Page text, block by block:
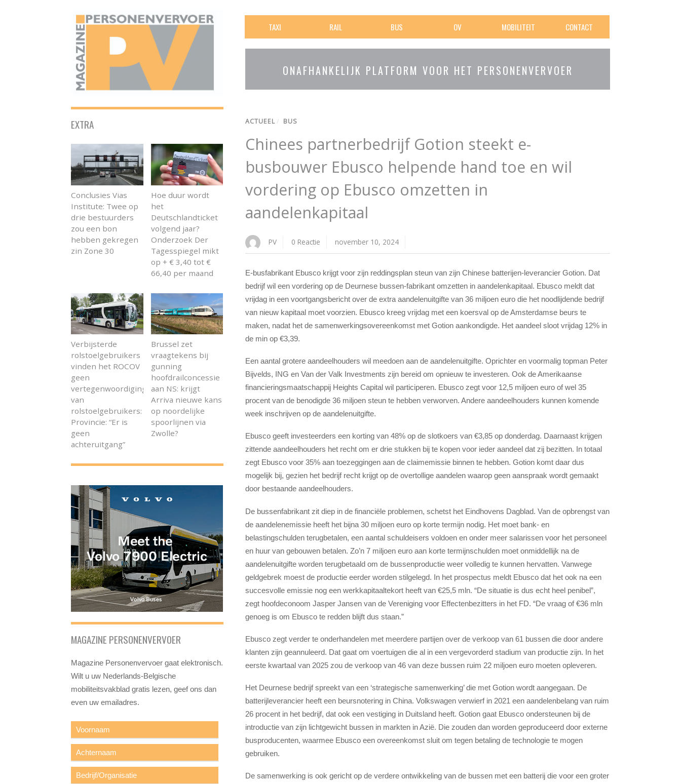
TAXI RAIL BUS OV MOBILITEIT CONTACT
ONAFHANKELIJK PLATFORM VOOR HET PERSONENVERVOER
ACTUEEL/ BUS
Chinees partnerbedrijf Gotion steekt e-
busbouwer Ebusco helpende hand toe en wil
vordering op Ebusco omzetten in
aandelenkapitaal
PV 0 Reactie november 10, 2024
E-busfabrikant Ebusco krijgt voor zijn reddingsplan steun van zijn Chinese batterijen-leverancier Gotion. Dat
bedrijf wil een vordering op de Deurnese bussen-fabrikant omzetten in aandelenkapitaal. Ebusco meldt dat
vrijdag in een voortgangsbericht over de extra aandelenuitgifte van 36 miljoen euro die het noodlijdende bedrijf
van nieuw kapitaal moet voorzien. Ebusco kreeg vrijdag met een koersval op de Amsterdamse beurs te
maken, nadat het de samenwerkingsovereenkomst met Gotion aankondigde. Het aandeel sloot vrijdag 12% in
de min op €3,39.
Een aantal grotere aandeelhouders wil meedoen aan de aandelenuitgifte. Oprichter en voormalig topman Peter
Bijvelds, ING en Van der Valk Investments zijn bereid om opnieuw te investeren. Ook de Amerikaanse
financieringsmaatschappij Heights Capital wil participeren. Ebusco zegt voor 12,5 miljoen euro of wel 35
procent van de benodigde 36 miljoen steun te hebben verworven. Andere aandeelhouders kunnen komende
week inschrijven op de aandelenuitgifte.
Ebusco geeft investeerders een korting van 48% op de slotkoers van €3,85 op donderdag. Daarnaast krijgen
zittende aandeelhouders het recht om er drie stukken bij te kopen voor ieder aandeel dat zij bezitten. In totaal
zegt Ebusco voor 35% aan toezeggingen aan de claimemissie binnen te hebben. Gotion komt daar dus
mogelijk bij, gezien het bedrijf recht krijgt op de overtollige aandelen waarop geen aanspraak wordt gemaakt
door bestaande aandeelhouders.
De bussenfabrikant zit diep in de financiële problemen, schetst het Eindhovens Dagblad. Van de opbrengst van
de aandelenemissie heeft het bijna 30 miljoen euro op korte termijn nodig. Het moet bank- en
belastingschulden terugbetalen, een aantal schuldeisers voldoen en onder meer salarissen voor het personeel
en huur van gebouwen betalen. Zo’n 7 miljoen euro aan korte termijnschulden moet onmiddellijk na de
aandelenuitgifte worden terugbetaald om de bussenproductie weer volledig te kunnen hervatten. Vanwege
geldgebrek moest de productie eerder worden stilgelegd. In het prospectus meldt Ebusco dat het ook na een
succesvolle emissie nog een werkkapitaaltekort heeft van €25,5 mln. “De situatie is dus echt heel penibel”,
zegt hoofdeconoom Jasper Jansen van de Vereniging voor Effectenbezitters in het FD. “De vraag of €36 mln
genoeg is om Ebusco te redden blijft dus staan.”
Ebusco zegt verder te onderhandelen met meerdere partijen over de verkoop van 61 bussen die door andere
klanten zijn geannuleerd. Dat gaat om voertuigen die al in een vergevorderd stadium van productie zijn. In het
eerste kwartaal van 2025 zou de verkoop van 46 van deze bussen ruim 22 miljoen euro moeten opleveren.
Het Deurnese bedrijf spreekt van een ‘strategische samenwerking’ die met Gotion wordt aangegaan. De
batterijleverancier heeft een beursnotering in China. Volkswagen verwierf in 2021 een aandelenbelang van ruim
26 procent in het bedrijf, dat ook een vestiging in Duitsland heeft. Gotion gaat Ebusco ondersteunen bij de
introductie van zijn lichtgewicht bussen in markten in Azië. Die zouden dan worden geproduceerd door externe
busproducenten, waarmee Ebusco een overeenkomst sluit om tegen betaling de technologie te mogen
gebruiken.
De samenwerking is ook gericht op de verdere ontwikkeling van de bussen met een batterij die voor een groter
EXTRA
Conclusies Vias
Institute: Twee op
drie bestuurders
zou een bon
hebben gekregen
zin Zone 30
Hoe duur wordt
het
Deutschlandticket
volgend jaar?
Onderzoek Der
Tagesspiegel mikt
op + € 3,40 tot €
66,40 per maand
Verbijsterde
rolstoelgebruikers
vinden het ROCOV
geen
vertegenwoordiging
van
rolstoelgebruikers:
Provincie: “Er is
geen
achteruitgang”
Brussel zet
vraagtekens bij
gunning
hoofdrailconcessie
aan NS: krijgt
Arriva nieuwe kans
op noordelijke
spoorlijnen via
Zwolle?
MAGAZINE PERSONENVERVOER
Magazine Personenvervoer gaat elektronisch.
Wilt u uw Nederlands-Belgische
mobiliteitsvakblad gratis lezen, geef ons dan
even uw emailadres.